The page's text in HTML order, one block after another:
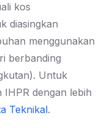
kos
diasingkan
menggunakan
berbanding
Untuk
IHPR dengan lebih
Teknikal.